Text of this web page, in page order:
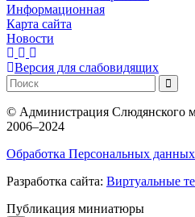
Информационная
Карта сайта
Новости
Версия для слабовидящих
© Администрация Слюдянского
2006–2024
Обработка Персональных данных
Разработка сайта: Виртуальные
Публикация миниатюры